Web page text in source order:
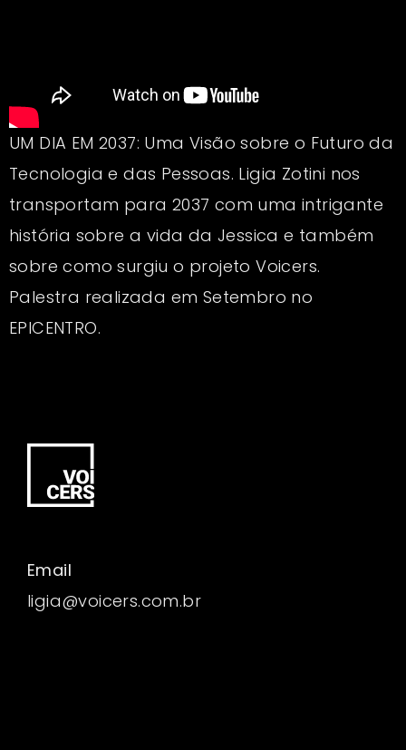
UM DIA EM 2037: Uma Visão sobre o Futuro da
Tecnologia e das Pessoas. Ligia Zotini nos
transportam para 2037 com uma intrigante
história sobre a vida da Jessica e também
sobre como surgiu o projeto Voicers.
Palestra realizada em Setembro no
EPICENTRO.
Email
ligia@voicers.com.br